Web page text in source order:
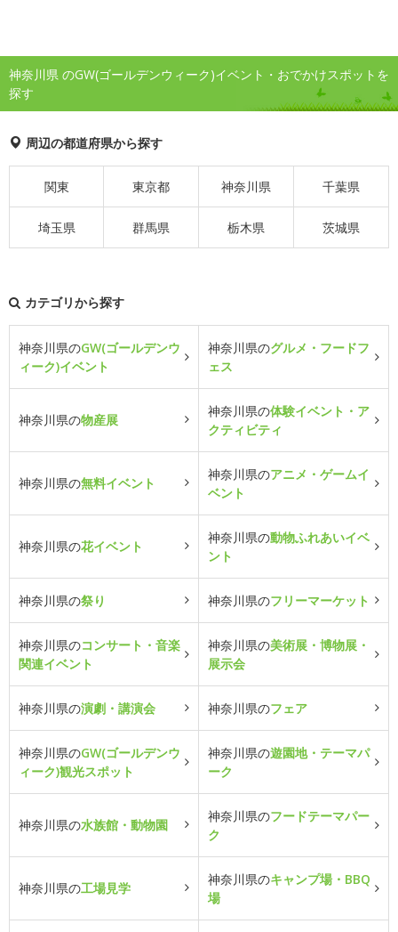
神奈川県 のGW(ゴールデンウィーク)イベント・おでかけスポットを
探す
周辺の都道府県から探す
関東 東京都 神奈川県 千葉県
埼玉県 群馬県 栃木県 茨城県
カテゴリから探す
神奈川県のGW(ゴールデンウ
ィーク)イベント
神奈川県のグルメ・フードフ
ェス
神奈川県の物産展
神奈川県の体験イベント・ア
クティビティ
神奈川県の無料イベント
神奈川県のアニメ・ゲームイ
ベント
神奈川県の花イベント
神奈川県の動物ふれあいイベ
ント
神奈川県の祭り 神奈川県のフリーマーケット
神奈川県のコンサート・音楽
関連イベント
神奈川県の美術展・博物展・
展示会
神奈川県の演劇・講演会 神奈川県のフェア
神奈川県のGW(ゴールデンウ
ィーク)観光スポット
神奈川県の遊園地・テーマパ
ーク
神奈川県の水族館・動物園
神奈川県のフードテーマパー
ク
神奈川県の工場見学
神奈川県のキャンプ場・BBQ
場